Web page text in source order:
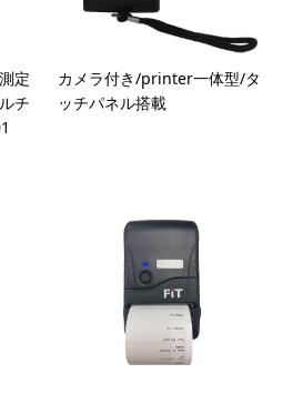
定
チ
カメラ付き/printer一体型/タ
ッチパネル搭載